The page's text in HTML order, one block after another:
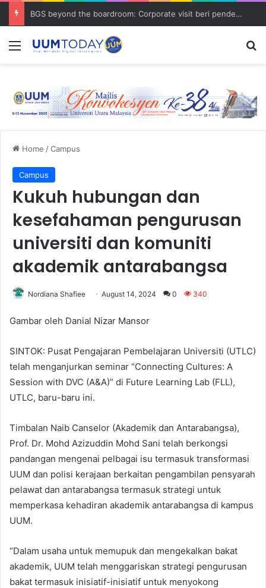
BGS beyond the boardroom: Corporate visit beri pendedahan dunia korporat kepada PELAJAR UUM
Menu
Home /Campus
Campus
Kukuh hubungan dan
kesefahaman pengurusan
universiti dan komuniti
akademik antarabangsa
Nordiana Shafiee August 14, 2024 0 340
Gambar oleh Danial Nizar Mansor
SINTOK: Pusat Pengajaran Pembelajaran Universiti (UTLC)
telah menganjurkan seminar “Connecting Cultures: A
Session with DVC (A&A)” di Future Learning Lab (FLL),
UTLC, baru-baru ini.
Timbalan Naib Canselor (Akademik dan Antarabangsa),
Prof. Dr. Mohd Azizuddin Mohd Sani telah berkongsi
pandangan mengenai pelbagai isu termasuk transformasi
UUM dan polisi kerajaan berkaitan pengambilan pensyarah
pelawat dan antarabangsa termasuk strategi untuk
memperkasa kehadiran akademik antarabangsa di kampus
UUM.
“Dalam usaha untuk memupuk dan mengekalkan bakat
akademik, UUM telah menggariskan strategi pengurusan
bakat termasuk inisiatif-inisiatif untuk menyokong